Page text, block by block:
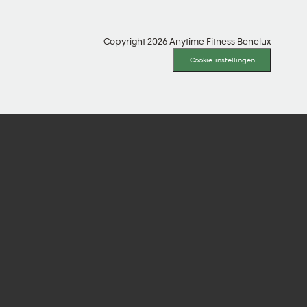
Copyright 2026 Anytime Fitness Benelux
Cookie-instellingen